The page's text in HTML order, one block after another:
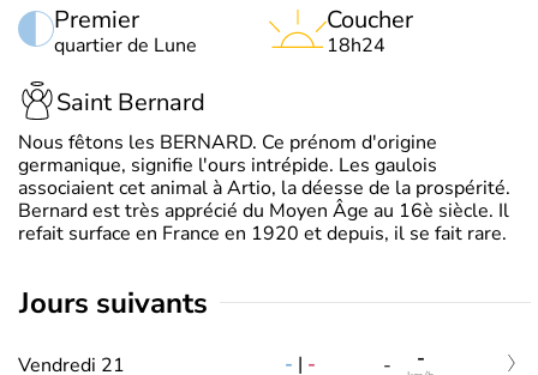
Premier
quartier de Lune
Coucher
18h24
Saint Bernard
Nous fêtons les BERNARD. Ce prénom d'origine
germanique, signifie l'ours intrépide. Les gaulois
associaient cet animal à Artio, la déesse de la prospérité.
Bernard est très apprécié du Moyen Âge au 16è siècle. Il
refait surface en France en 1920 et depuis, il se fait rare.
jours suivants
Vendredi 21 - | - - -